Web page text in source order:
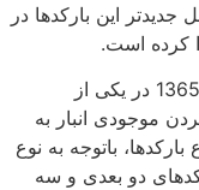
این بارکدها در
کرده است.
این رمزینه‌ها برای اولین بار در حدود سال 1365 در یکی از
موجودی انبار به
باتوجه به نوع
دو بعدی و سه